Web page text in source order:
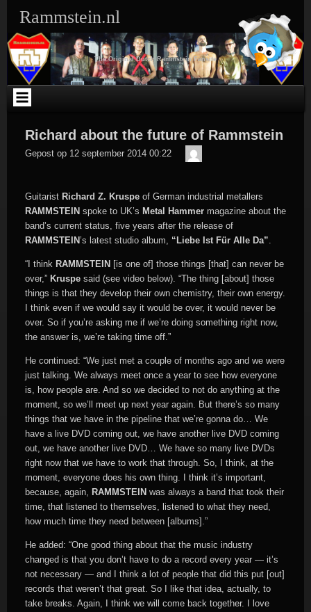
inhoud
Rammstein.nl
The Original Dutch Rammstein Fansite
Richard about the future of Rammstein
Gepost op 12 september 2014 00:22
Meister
Guitarist Richard Z. Kruspe of German industrial metallers
RAMMSTEIN spoke to UK’s Metal Hammer magazine about the
band’s current status, five years after the release of
RAMMSTEIN’s latest studio album, “Liebe Ist Für Alle Da”.
“I think RAMMSTEIN [is one of] those things [that] can never be
over,” Kruspe said (see video below). “The thing [about] those
things is that they develop their own chemistry, their own energy.
I think even if we would say it would be over, it would never be
over. So if you’re asking me if we’re doing something right now,
the answer is, we’re taking time off.”
He continued: “We just met a couple of months ago and we were
just talking. We always meet once a year to see how everyone
is, how people are. And so we decided to not do anything at the
moment, so we’ll meet up next year again. But there’s so many
things that we have in the pipeline that we’re gonna do… We
have a live DVD coming out, we have another live DVD coming
out, we have another live DVD… We have so many live DVDs
right now that we have to work that through. So, I think, at the
moment, everyone does his own thing. I think it’s important,
because, again, RAMMSTEIN was always a band that took their
time, that listened to themselves, listened to what they need,
how much time they need between [albums].”
He added: “One good thing about that the music industry
changed is that you don’t have to do a record every year — it’s
not necessary — and I think a lot of people that did this put [out]
records that weren’t that great. So I like that idea, actually, to
take breaks. Again, I think we will come back together. I love